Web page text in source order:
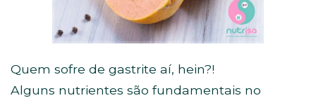
Quem sofre de gastrite aí, hein?!
Alguns nutrientes são fundamentais no